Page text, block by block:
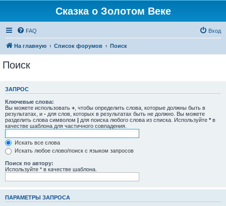
Сказка о Золотом Веке
FAQ Вход
На главную Список форумов Поиск
Поиск
ЗАПРОС
Ключевые слова:
Вы можете использовать + , чтобы определить слова, которые должны быть в
результатах, и - для слов, которых в результатах быть не должно. Вы можете
разделить слова символом | для поиска любого слова из списка. Используйте * в
качестве шаблона для частичного совпадения.
Искать все слова
Искать любое слово/поиск с языком запросов
Поиск по автору:
Используйте * в качестве шаблона.
ПАРАМЕТРЫ ЗАПРОСА